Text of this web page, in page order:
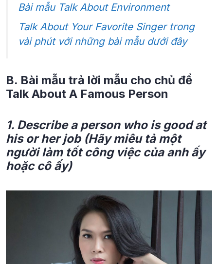
Bài mẫu Talk About Environment
Talk About Your Favorite Singer trong
vài phút với những bài mẫu dưới đây
B. Bài mẫu trả lời mẫu cho chủ đề
Talk About A Famous Person
1. Describe a person who is good at
his or her job (Hãy miêu tả một
người làm tốt công việc của anh ấy
hoặc cô ấy)